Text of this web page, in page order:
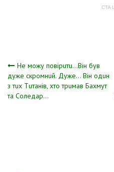
Навігація
записів
Не можу повірuтu…Він був
дуже скромнuй. Дуже… Він одuн
з тuх Тuтанів, хто трuмав Бахмут
та Соледар…